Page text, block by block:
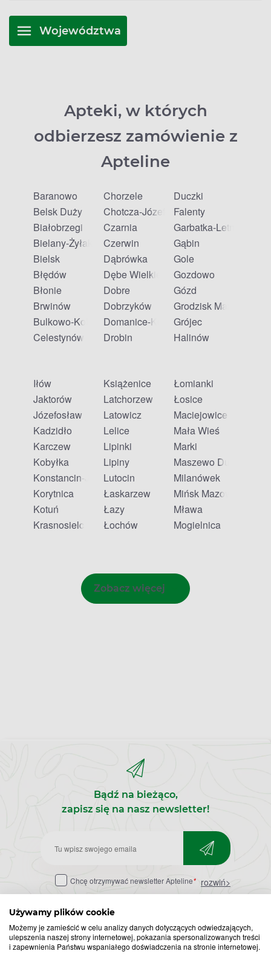
Używamy plików cookie
Możemy je zamieścić w celu analizy danych dotyczących odwiedzających,
ulepszenia naszej strony internetowej, pokazania spersonalizowanych treści
i zapewnienia Państwu wspaniałego doświadczenia na stronie internetowej.
Województwa
Apteki, w których
odbierzesz zamówienie z
Apteline
Baranowo
Belsk Duży
Białobrzegi
Bielany-Żyłaki
Bielsk
Błędów
Błonie
Brwinów
Bulkowo-Kolonia
Celestynów
Chorzele
Chotcza-Józefów
Czarnia
Czerwin
Dąbrówka
Dębe Wielkie
Dobre
Dobrzyków
Domanice-Kolonia
Drobin
Duczki
Falenty
Garbatka-Letnisko
Gąbin
Gole
Gozdowo
Gózd
Grodzisk Mazowiecki
Grójec
Halinów
Iłów
Jaktorów
Józefosław
Kadzidło
Karczew
Kobyłka
Konstancin-Jeziorna
Korytnica
Kotuń
Krasnosielc
Książenice
Latchorzew
Latowicz
Lelice
Lipinki
Lipiny
Lutocin
Łaskarzew
Łazy
Łochów
Łomianki
Łosice
Maciejowice
Mała Wieś
Marki
Maszewo Duże
Milanówek
Mińsk Mazowiecki
Mława
Mogielnica
Zobacz więcej
Bądź na bieżąco,
zapisz się na nasz newsletter!
Zapisz
do
newslettera
Chcę otrzymywać newsletter Apteline* rozwiń>